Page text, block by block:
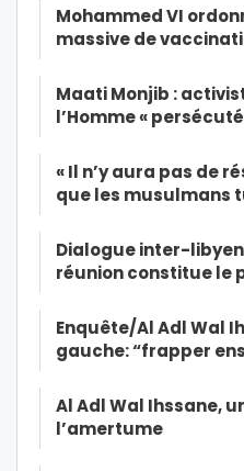
Mohammed VI
massive de
Maati Monjib :
l’Homme «
« Il n’y aura pas de
que les musulmans
Dialogue inter-
réunion constitue le
Enquête/Al Adl Wal
gauche: “frapper
Al Adl Wal Ihssane,
l’amertume